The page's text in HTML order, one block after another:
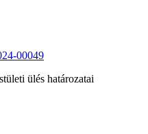
00049
ülés határozatai